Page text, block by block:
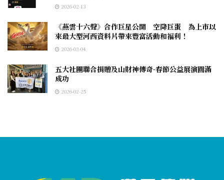
2026-02-13
《燕雲十六聲》合作巨星公開 空降巨蛋 為上市以
來最大型河西資料片帶來豐富活動和福利！
2026-03-04
五大社團聯合捐贈及山財神傳奇-春節公益展演圓滿
成功
2026-02-25